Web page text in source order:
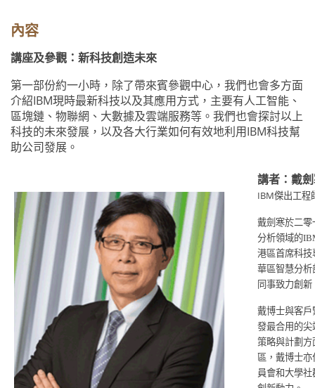
內容
講座及參觀：新科技創造未來
第一部份約一小時，除了帶來賓參觀中心，我們也會多方面
介紹IBM現時最新科技以及其應用方式，主要有人工智能、
區塊鏈、物聯網、大數據及雲端服務等。我們也會探討以上
科技的未來發展，以及各大行業如何有效地利用IBM科技幫
助公司發展。
講者：戴
IBM傑出工程
戴劍寒於二零
分析領域的
港區首席科技
華區智慧分析
同事致力創新
戴博士與客戶
發最合用的尖
策略與計劃
區，戴博士亦
員會和大學